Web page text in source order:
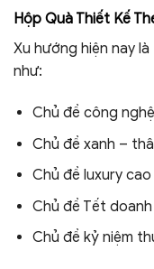
Hộp Quà Thiết Kế
Xu hướng hiện nay
như:
Chủ đề công nghệ
Chủ đề xanh –
Chủ đề luxury
Chủ đề Tết
Chủ đề kỷ niệm